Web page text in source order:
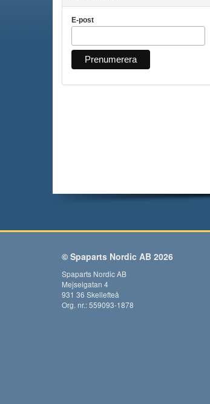
E-post
© Spaparts Nordic AB 2026
Spaparts Nordic AB
Mejselgatan 4
931 36 Skellefteå
Org. nr.: 559093-1878